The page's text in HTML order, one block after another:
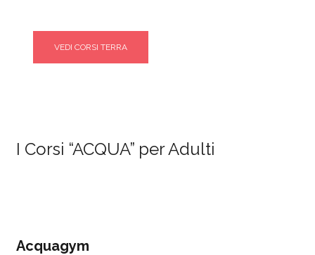
VEDI CORSI TERRA
I Corsi “ACQUA” per Adulti
Acquagym